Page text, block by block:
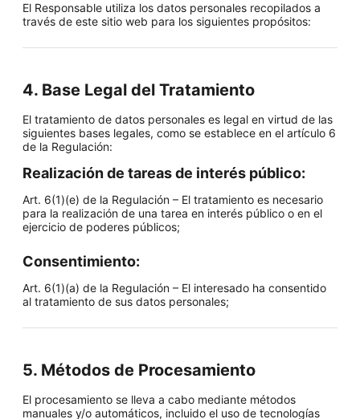
El Responsable utiliza los datos personales recopilados a
través de este sitio web para los siguientes propósitos:
4. Base Legal del Tratamiento
El tratamiento de datos personales es legal en virtud de las
siguientes bases legales, como se establece en el artículo 6
de la Regulación:
Realización de tareas de interés público:
Art. 6(1)(e) de la Regulación – El tratamiento es necesario
para la realización de una tarea en interés público o en el
ejercicio de poderes públicos;
Consentimiento:
Art. 6(1)(a) de la Regulación – El interesado ha consentido
al tratamiento de sus datos personales;
5. Métodos de Procesamiento
El procesamiento se lleva a cabo mediante métodos
manuales y/o automáticos, incluido el uso de tecnologías